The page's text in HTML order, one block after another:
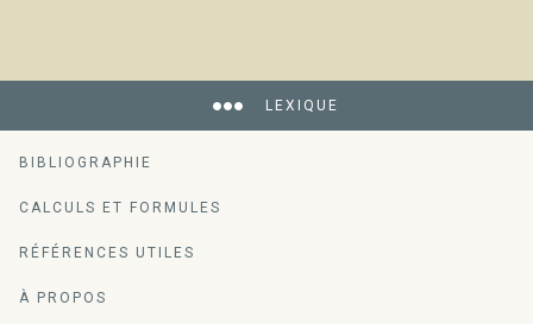
LEXIQUE
BIBLIOGRAPHIE
CALCULS ET FORMULES
RÉFÉRENCES UTILES
À PROPOS